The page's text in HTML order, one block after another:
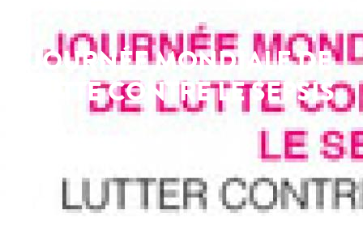
JOURNÉE MONDIALE DE
LUTTE CONTRE LE SEPSIS